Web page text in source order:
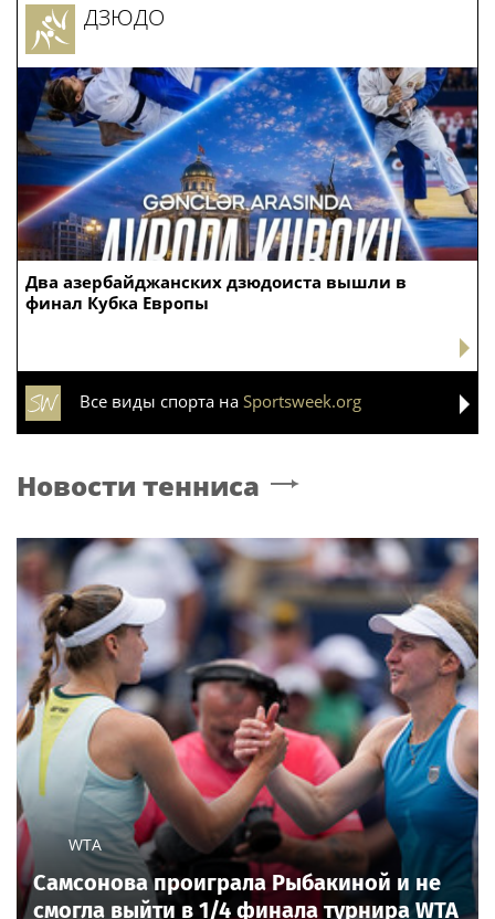
Два азербайджанских дзюдоиста вышли в
финал Кубка Европы
ДЗЮДО
Все виды спорта на Sportsweek.org
Новости тенниса
WTA
Самсонова проиграла Рыбакиной и не
смогла выйти в 1/4 финала турнира WTA